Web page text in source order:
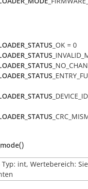
_OK = 0
()
Typ: int, Wertebereich: